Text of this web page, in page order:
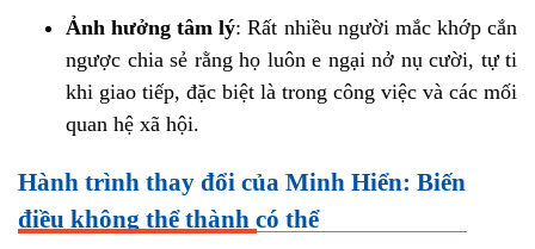
Ảnh hưởng tâm lý: Rất nhiều người mắc khớp cắn
ngược chia sẻ rằng họ luôn e ngại nở nụ cười, tự ti
khi giao tiếp, đặc biệt là trong công việc và các mối
quan hệ xã hội.
Hành trình thay đổi của Minh Hiển: Biến
điều không thể thành có thể